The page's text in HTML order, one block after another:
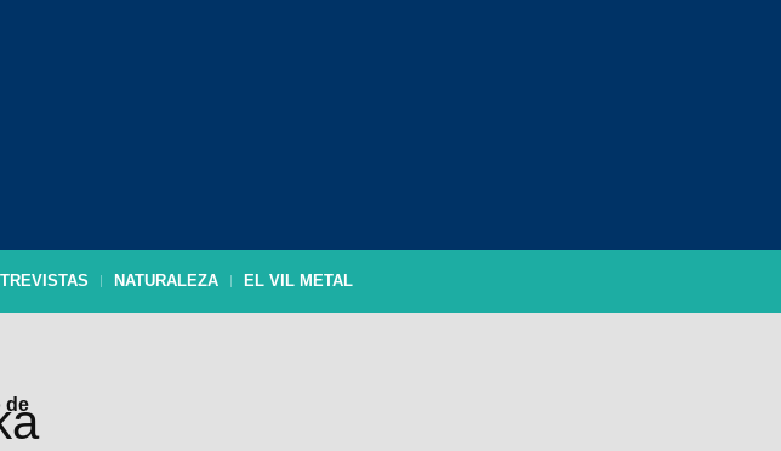
NATURALEZA EL VIL METAL
de